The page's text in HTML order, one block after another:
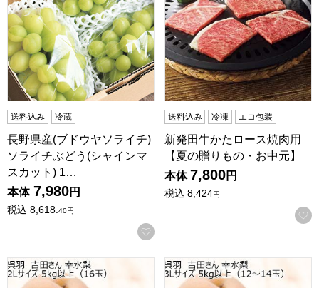
送料込み 冷蔵
長野県産(ブドウヤソライチ)
ソライチぶどう(シャインマ
スカット) 1…
本体 7,980円
税込 8,618.40円
お気に入りに登録する
送料込み 冷凍 エコ包装
新発田牛かたロース焼肉用
【夏の贈りもの・お中元】
本体 7,800円
税込 8,424円
富山県呉羽産 吉田さん 幸水梨 2Lサイズ 5kg以上(16玉)【CB
富山県呉羽産 吉田さん 幸水